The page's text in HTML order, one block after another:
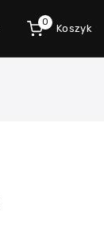
0
Koszyk